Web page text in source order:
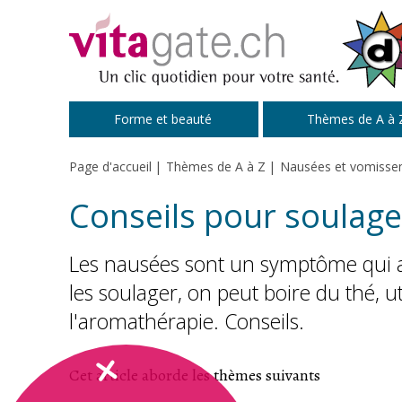
Forme et beauté Thèmes de A à
Page d'accueil Thèmes de A à Z Nausées et
Conseils pour
Les nausées sont un symptôme qui
les soulager, on peut boire du thé,
l'aromathérapie. Conseils.
Cet article aborde les thèmes suivants